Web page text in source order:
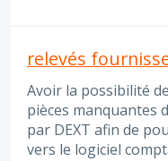
relevés
Avoir la possibilité
pièces manquantes
par DEXT afin de
vers le logiciel